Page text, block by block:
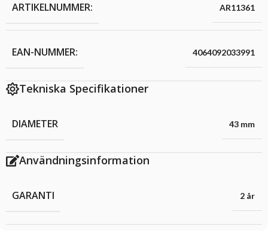
ARTIKELNUMMER: AR11361
EAN-NUMMER: 4064092033991
Tekniska Specifikationer
DIAMETER 43 mm
Användningsinformation
GARANTI 2 år